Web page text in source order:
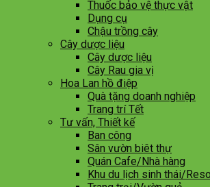
Thuốc bảo vệ thực vật
Dụng cụ
Chậu trồng cây
Cây dược liệu
Cây dược liệu
Cây Rau gia vị
Hoa Lan hồ điệp
Quà tặng doanh nghiệp
Trang trí Tết
Tư vấn, Thiết kế
Ban công
Sân vườn biêt thự
Quán Cafe/Nhà hàng
Khu du lịch sinh thái/